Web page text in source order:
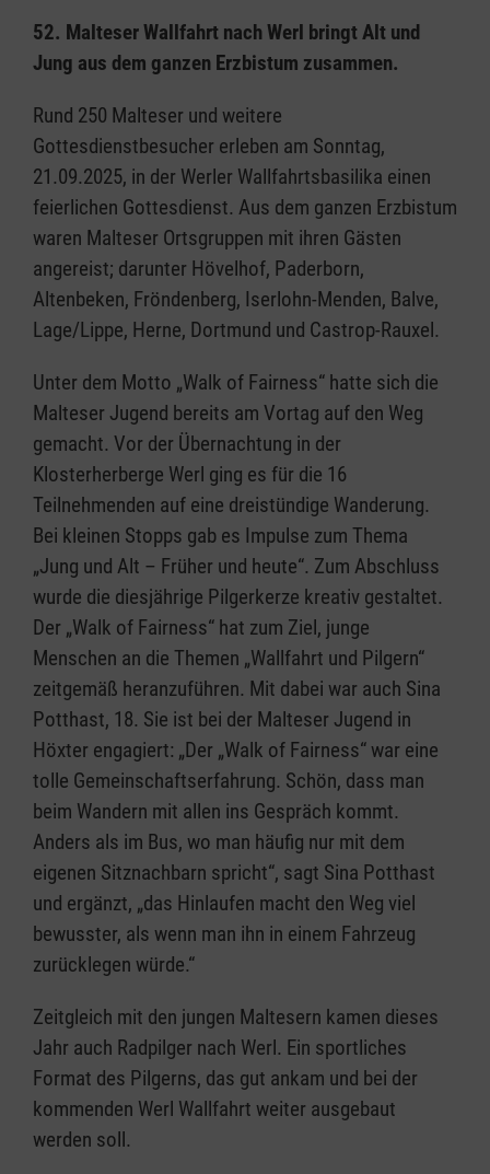
52. Malteser Wallfahrt nach Werl bringt Alt und
Jung aus dem ganzen Erzbistum zusammen.
Rund 250 Malteser und weitere
Gottesdienstbesucher erleben am Sonntag,
21.09.2025, in der Werler Wallfahrtsbasilika einen
feierlichen Gottesdienst. Aus dem ganzen Erzbistum
waren Malteser Ortsgruppen mit ihren Gästen
angereist; darunter Hövelhof, Paderborn,
Altenbeken, Fröndenberg, Iserlohn-Menden, Balve,
Lage/Lippe, Herne, Dortmund und Castrop-Rauxel.
Unter dem Motto „Walk of Fairness“ hatte sich die
Malteser Jugend bereits am Vortag auf den Weg
gemacht. Vor der Übernachtung in der
Klosterherberge Werl ging es für die 16
Teilnehmenden auf eine dreistündige Wanderung.
Bei kleinen Stopps gab es Impulse zum Thema
„Jung und Alt – Früher und heute“. Zum Abschluss
wurde die diesjährige Pilgerkerze kreativ gestaltet.
Der „Walk of Fairness“ hat zum Ziel, junge
Menschen an die Themen „Wallfahrt und Pilgern“
zeitgemäß heranzuführen. Mit dabei war auch Sina
Potthast, 18. Sie ist bei der Malteser Jugend in
Höxter engagiert: „Der „Walk of Fairness“ war eine
tolle Gemeinschaftserfahrung. Schön, dass man
beim Wandern mit allen ins Gespräch kommt.
Anders als im Bus, wo man häufig nur mit dem
eigenen Sitznachbarn spricht“, sagt Sina Potthast
und ergänzt, „das Hinlaufen macht den Weg viel
bewusster, als wenn man ihn in einem Fahrzeug
zurücklegen würde.“
Zeitgleich mit den jungen Maltesern kamen dieses
Jahr auch Radpilger nach Werl. Ein sportliches
Format des Pilgerns, das gut ankam und bei der
kommenden Werl Wallfahrt weiter ausgebaut
werden soll.